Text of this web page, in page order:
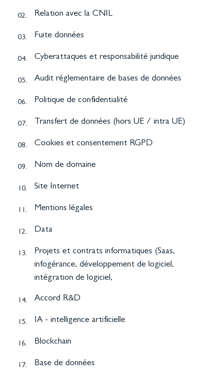
02. Relation avec la CNIL
03. Fuite données
04. Cyberattaques et responsabilité juridique
05. Audit réglementaire de bases de données
06. Politique de confidentialité
07. Transfert de données (hors UE / intra UE)
08. Cookies et consentement RGPD
09. Nom de domaine
10. Site Internet
11. Mentions légales
12. Data
13.
Projets et contrats informatiques (Saas,
infogérance, développement de logiciel,
intégration de logiciel,
14. Accord R&D
15. IA - intelligence artificielle
16. Blockchain
17. Base de données